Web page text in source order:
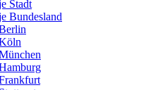
Stadt
Bundesland